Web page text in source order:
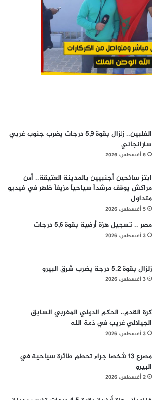
الفلبين.. زلزال بقوة 5,9 درجات يضرب جنوب غربي
سارانجاني
6 أغسطس، 2026
ابتز سائحين أجنبيين بالمدينة العتيقة.. أمن
مراكش يوقف مرشداً سياحياً مزيفاً ظهر في فيديو
متداول
5 أغسطس، 2026
مصر .. تسجيل هزة أرضية بقوة 5,6 درجات
3 أغسطس، 2026
زلزال بقوة 5.2 درجة يضرب شرق البيرو
3 أغسطس، 2026
كرة القدم.. الحكم الدولي المغربي السابق
الجيلالي غريب في ذمة الله
3 أغسطس، 2026
مصرع 13 شخصا جراء تحطم طائرة سياحية في
البيرو
2 أغسطس، 2026